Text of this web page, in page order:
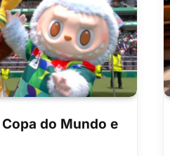
do Mundo e